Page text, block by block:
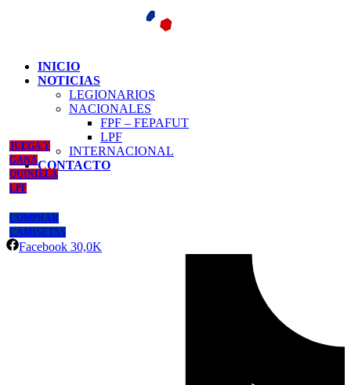
INICIO
NOTICIAS
LEGIONARIOS
NACIONALES
FPF – FEPAFUT
LPF
INTERNACIONAL
CONTACTO
JUEGA Y
GANA
QUINIELA
LPF
COMPRAR
CAMISETAS
Facebook 30,0K